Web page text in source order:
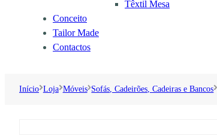
Têxtil Mesa
Conceito
Tailor Made
Contactos
Início Loja Móveis Sofás, Cadeirões, Cadeiras e Bancos